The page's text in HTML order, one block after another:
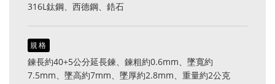
316L鈦鋼、西德鋼、鋯石
規格
鍊長約40+5公分延長鍊、鍊粗約0.6mm、墜寬約
7.5mm、墜高約7mm、墜厚約2.8mm、重量約2公克